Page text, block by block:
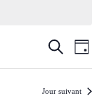
et
Recherche
de
Jour
Jour suivant